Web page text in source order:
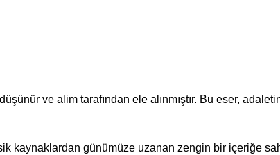
ve alim tarafından ele alınmıştır. Bu eser,
kaynaklardan günümüze uzanan zengin bir içeriğe